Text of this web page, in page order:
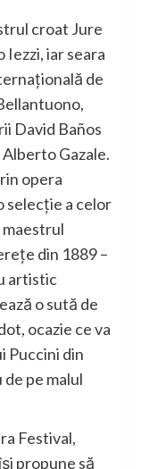
croat Jure
Iezzi, iar seara
de
David Baños
Gazale.
opera
selecție a celor
maestrul
din 1889 –
artistic
o sută de
ocazie ce va
Puccini din
pe malul
Festival,
propune să